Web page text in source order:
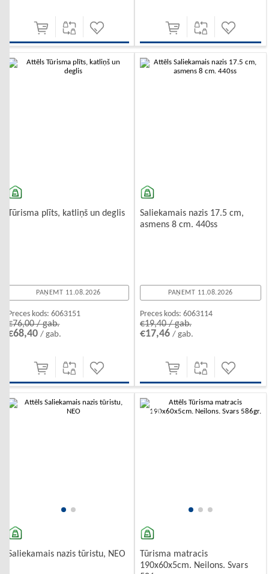
Tūrisma plīts, katliņš un deglis
PAŅEMT 11.08.2026
Preces kods: 6063151
€76,00 / gab.
€68,40/ gab.
Saliekamais nazis 17.5 cm,
asmens 8 cm. 440ss
PAŅEMT 11.08.2026
Preces kods: 6063114
€19,40 / gab.
€17,46 / gab.
Saliekamais nazis tūristu, NEO
-10%
Tūrisma matracis
190x60x5cm. Neilons. Svars